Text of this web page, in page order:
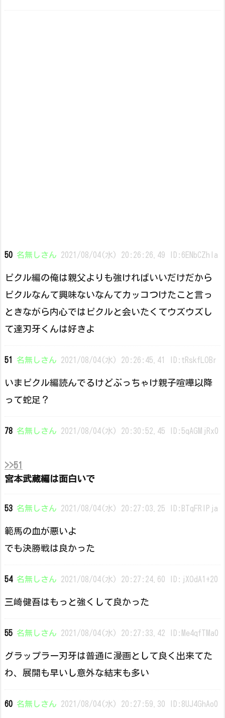
50 名無しさん 2021/08/04(水) 20:26:26.49 ID:6ENbCZhIa
ピクル編の俺は親父よりも強ければいいだけだから
ピクルなんて興味ないなんてカッコつけたこと言っ
ときながら内心ではピクルと会いたくてウズウズし
て達刃牙くんは好きよ
51 名無しさん 2021/08/04(水) 20:26:45.41 ID:tRskfLOBr
いまピクル編読んでるけどぶっちゃけ親子喧嘩以降
って蛇足？
78 名無しさん 2021/08/04(水) 20:30:52.45 ID:5qAGMjRx0
>>51
宮本武蔵編は面白いで
53 名無しさん 2021/08/04(水) 20:27:03.25 ID:BTqFRlPja
範馬の血が悪いよ
でも決勝戦は良かった
54 名無しさん 2021/08/04(水) 20:27:24.60 ID:jXOdA1+20
三崎健吾はもっと強くして良かった
55 名無しさん 2021/08/04(水) 20:27:33.42 ID:Me4qfTMa0
グラップラー刃牙は普通に漫画として良く出来てた
わ、展開も早いし意外な結末も多い
60 名無しさん 2021/08/04(水) 20:27:59.30 ID:8UJ4GhAo0